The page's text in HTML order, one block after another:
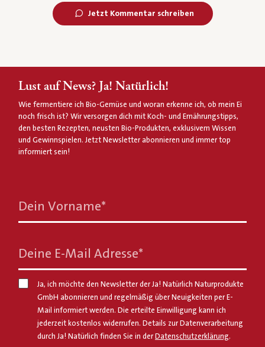
Jetzt Kommentar schreiben
Lust auf News? Ja! Natürlich!
Wie fermentiere ich Bio-Gemüse und woran erkenne ich, ob mein Ei
noch frisch ist? Wir versorgen dich mit Koch- und Ernährungstipps,
den besten Rezepten, neusten Bio-Produkten, exklusivem Wissen
und Gewinnspielen. Jetzt Newsletter abonnieren und immer top
informiert sein!
Dein Vorname*
Deine E-Mail Adresse*
Ja, ich möchte den Newsletter der Ja! Natürlich Naturprodukte
GmbH abonnieren und regelmäßig über Neuigkeiten per E-
Mail informiert werden. Die erteilte Einwilligung kann ich
jederzeit kostenlos widerrufen. Details zur Datenverarbeitung
durch Ja! Natürlich finden Sie in derDatenschutzerklärung.